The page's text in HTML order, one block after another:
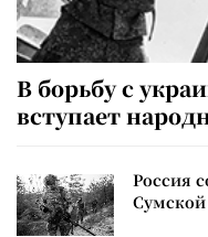
В борьбу с
вступает
Россия